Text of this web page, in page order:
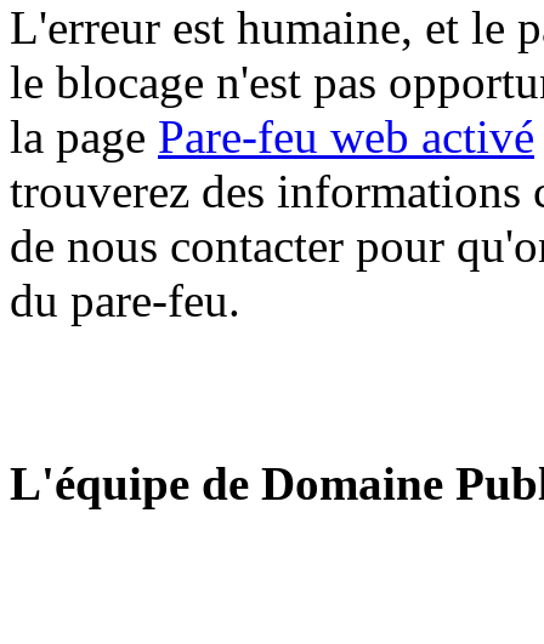
L'erreur est humaine, et le
le blocage n'est pas
la page Pare-feu web activé
trouverez des informations
de nous contacter pour
du pare-feu.
L'équipe de Domaine